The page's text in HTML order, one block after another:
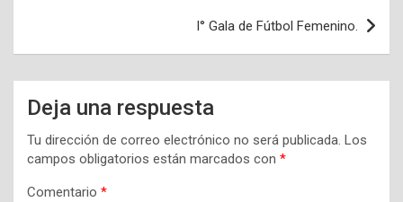
I° Gala de Fútbol Femenino.
Deja una respuesta
Tu dirección de correo electrónico no será publicada. Los
campos obligatorios están marcados con *
Comentario *